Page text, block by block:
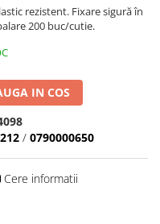
rezistent. Fixare sigură în
200 buc/cutie.
IN COS
/ 0790000650
Cere informatii